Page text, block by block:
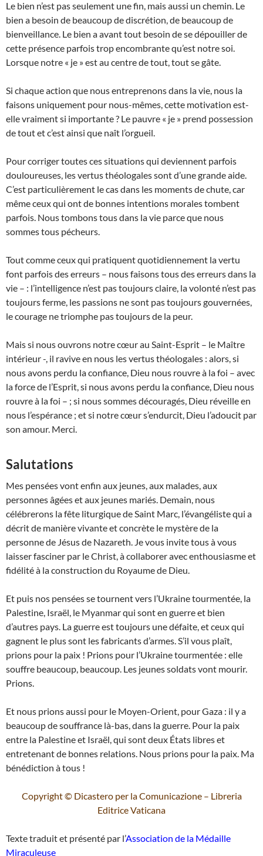
Le bien n’est pas seulement une fin, mais aussi un chemin. Le
bien a besoin de beaucoup de discrétion, de beaucoup de
bienveillance. Le bien a avant tout besoin de se dépouiller de
cette présence parfois trop encombrante qu’est notre soi.
Lorsque notre « je » est au centre de tout, tout se gâte.
Si chaque action que nous entreprenons dans la vie, nous la
faisons uniquement pour nous-mêmes, cette motivation est-
elle vraiment si importante ? Le pauvre « je » prend possession
de tout et c’est ainsi que naît l’orgueil.
Pour corriger toutes ces situations qui deviennent parfois
douloureuses, les vertus théologales sont d’une grande aide.
C’est particulièrement le cas dans les moments de chute, car
même ceux qui ont de bonnes intentions morales tombent
parfois. Nous tombons tous dans la vie parce que nous
sommes tous pécheurs.
Tout comme ceux qui pratiquent quotidiennement la vertu
font parfois des erreurs – nous faisons tous des erreurs dans la
vie – : l’intelligence n’est pas toujours claire, la volonté n’est pas
toujours ferme, les passions ne sont pas toujours gouvernées,
le courage ne triomphe pas toujours de la peur.
Mais si nous ouvrons notre cœur au Saint-Esprit – le Maître
intérieur -, il ravive en nous les vertus théologales : alors, si
nous avons perdu la confiance, Dieu nous rouvre à la foi – avec
la force de l’Esprit, si nous avons perdu la confiance, Dieu nous
rouvre à la foi – ; si nous sommes découragés, Dieu réveille en
nous l’espérance ; et si notre cœur s’endurcit, Dieu l’adoucit par
son amour. Merci.
Salutations
Mes pensées vont enfin aux jeunes, aux malades, aux
personnes âgées et aux jeunes mariés. Demain, nous
célébrerons la fête liturgique de Saint Marc, l’évangéliste qui a
décrit de manière vivante et concrète le mystère de la
personne de Jésus de Nazareth. Je vous invite tous à vous
laisser fasciner par le Christ, à collaborer avec enthousiasme et
fidélité à la construction du Royaume de Dieu.
Et puis nos pensées se tournent vers l’Ukraine tourmentée, la
Palestine, Israël, le Myanmar qui sont en guerre et bien
d’autres pays. La guerre est toujours une défaite, et ceux qui
gagnent le plus sont les fabricants d’armes. S’il vous plaît,
prions pour la paix ! Prions pour l’Ukraine tourmentée : elle
souffre beaucoup, beaucoup. Les jeunes soldats vont mourir.
Prions.
Et nous prions aussi pour le Moyen-Orient, pour Gaza : il y a
beaucoup de souffrance là-bas, dans la guerre. Pour la paix
entre la Palestine et Israël, qui sont deux États libres et
entretenant de bonnes relations. Nous prions pour la paix. Ma
bénédiction à tous !
Copyright © Dicastero per la Comunicazione – Libreria
Editrice Vaticana
Texte traduit et présenté par l’Association de la Médaille
Miraculeuse